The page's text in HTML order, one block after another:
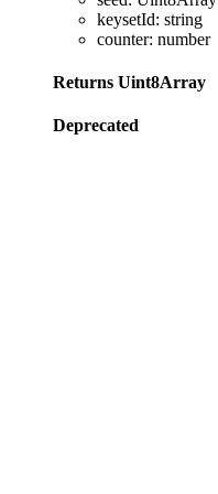
keysetId: string
counter: number
Returns Uint8Array
Deprecated